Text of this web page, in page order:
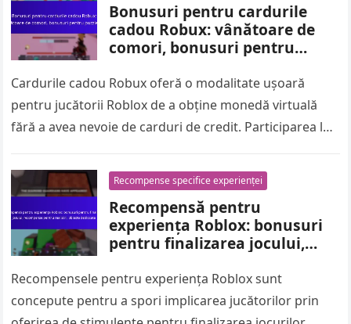
Bonusuri pentru cardurile
cadou Robux: vânătoare de
comori, bonusuri pentru
Cardurile cadou Robux oferă o modalitate ușoară
pentru jucătorii Roblox de a obține monedă virtuală
fără a avea nevoie de carduri de credit. Participarea la
Recompense specifice experienței
Recompensă pentru
experiența Roblox: bonusuri
pentru finalizarea jocului,
obiecte deblocate
Recompensele pentru experiența Roblox sunt
concepute pentru a spori implicarea jucătorilor prin